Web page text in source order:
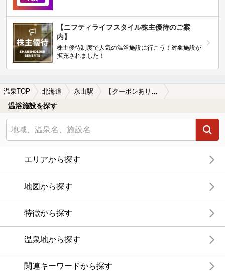
【ニフティライフスタイル株主優待のご案
内】
株主優待制度で人気の温浴施設に行こう！対象施設が
拡充されました！
温泉TOP 北海道 永山駅
温浴施設を探す
エリアから探す
地図から探す
特徴から探す
温泉地から探す
関連キーワードから探す